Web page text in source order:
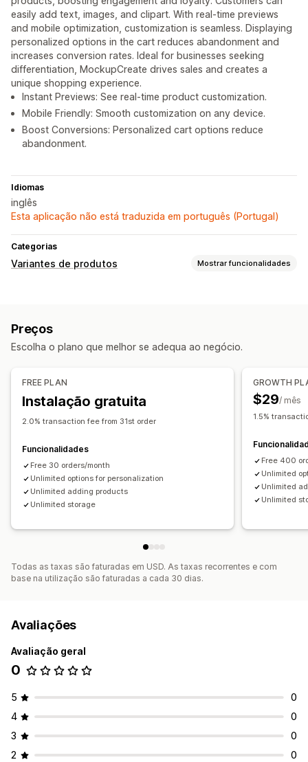
easily add text, images, and clipart. With real-time previews
and mobile optimization, customization is seamless. Displaying
personalized options in the cart reduces abandonment and
increases conversion rates. Ideal for businesses seeking
differentiation, MockupCreate drives sales and creates a
unique shopping experience.
Instant Previews: See real-time product customization.
Mobile Friendly: Smooth customization on any device.
Boost Conversions: Personalized cart options reduce
abandonment.
Idiomas
inglês
Esta aplicação não está traduzida em português (Portugal)
Categorias
Variantes de produtos Mostrar funcionalidades
Carregamento de ficheiros
Botões de rádio Texto personalizado Pré-visualização
Sobretaxas de variantes
Gestão de SKU
Preços
Escolha o plano que melhor se adequa ao negócio.
FREE PLAN
Instalação gratuita
2.0% transaction fee from 31st order
Funcionalidades
Free 30 orders/month
Unlimited options for personalization
Unlimited adding products
Unlimited storage
GROWTH
$29/ mês
1.5%
Free 400
Unlimited
Unlimited
Unlimited
Todas as taxas são faturadas em USD. As taxas recorrentes e com
base na utilização são faturadas a cada 30 dias.
Avaliações
Avaliação geral
0
5
0
4
0
3
0
2
0